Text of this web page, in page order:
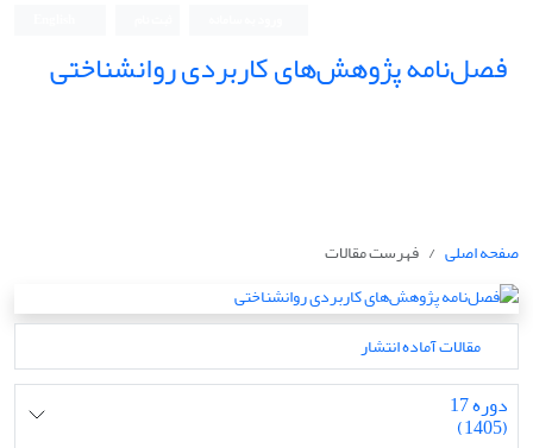
فصل‌نامه پژوهش‌های کاربردی روانشناختی
صفحه اصلی فهرست مقالات
مقالات آماده انتشار
دوره 17
(1405)